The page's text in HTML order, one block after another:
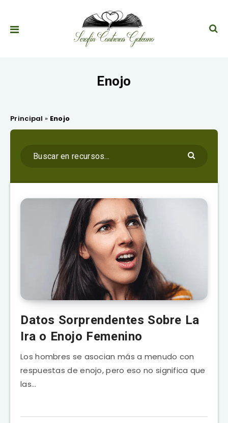
Enojo
Principal » Enojo
Datos Sorprendentes Sobre La
Ira o Enojo Femenino
Los hombres se asocian más a menudo con
respuestas de enojo, pero eso no significa que
las…